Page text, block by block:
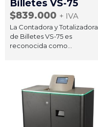
Billetes VS-75
$839.000 + IVA
La Contadora y Totalizadora
de Billetes VS-75 es
reconocida como...